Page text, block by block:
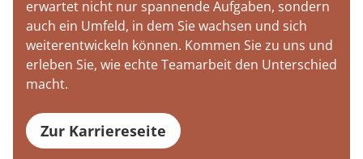
erwartet nicht nur spannende Aufgaben, sondern
auch ein Umfeld, in dem Sie wachsen und sich
weiterentwickeln können. Kommen Sie zu uns und
erleben Sie, wie echte Teamarbeit den Unterschied
macht.
Zur Karriereseite